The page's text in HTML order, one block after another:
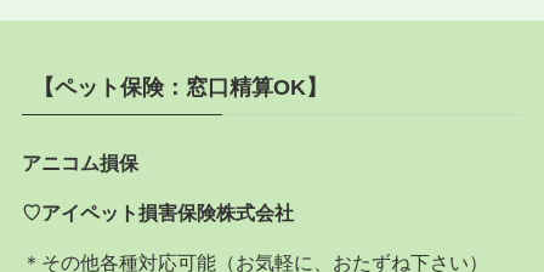
【ペット保険：窓口精算OK】
アニコム損保
♡アイペット損害保険株式会社
＊その他各種対応可能（お気軽に、おたずね下さい）